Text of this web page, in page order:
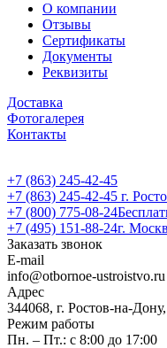
О компании
Отзывы
Сертификаты
Документы
Реквизиты
Доставка
Фотогалерея
Контакты
+7 (863) 245-42-45
+7 (863) 245-42-45 г.
+7 (800) 775-08-24
+7 (495) 151-88-24г.
Заказать звонок
E-mail
info@otbornoe-ustroistvo.ru
Адрес
344068, г. Ростов-на-
Режим работы
Пн. – Пт.: с 8:00 до 17:00